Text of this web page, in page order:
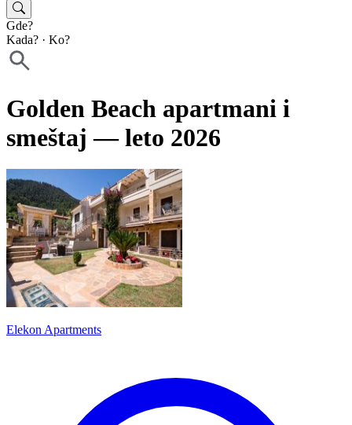
Gde?
Kada? · Ko?
Golden Beach apartmani i
smeštaj — leto 2026
Elekon Apartments